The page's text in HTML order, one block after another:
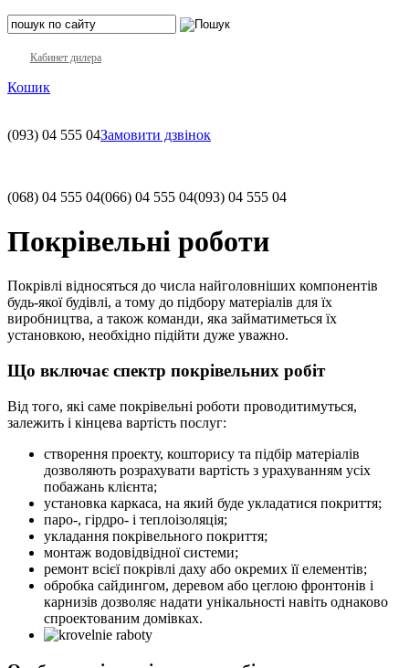
Кабинет дилера
Кошик
(093) 04 555 04Замовити дзвінок
(068) 04 555 04(066) 04 555 04(093) 04 555 04
Покрівельні роботи
Покрівлі відносяться до числа найголовніших компонентів
будь-якої будівлі, а тому до підбору матеріалів для їх
виробництва, а також команди, яка займатиметься їх
установкою, необхідно підійти дуже уважно.
Що включає спектр покрівельних робіт
Від того, які саме покрівельні роботи проводитимуться,
залежить і кінцева вартість послуг:
створення проекту, кошторису та підбір матеріалів
дозволяють розрахувати вартість з урахуванням усіх
побажань клієнта;
установка каркаса, на який буде укладатися покриття;
паро-, гірдро- і теплоізоляція;
укладання покрівельного покриття;
монтаж водовідвідної системи;
ремонт всієї покрівлі даху або окремих її елементів;
обробка сайдингом, деревом або цеглою фронтонів і
карнизів дозволяє надати унікальності навіть однаково
спроектованим домівках.